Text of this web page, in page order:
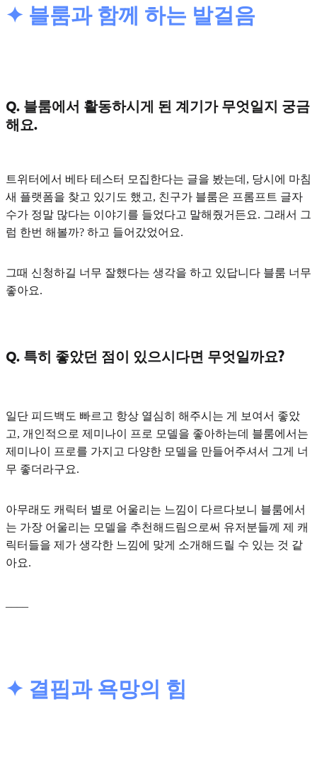
✦ 블룸과 함께 하는 발걸음
Q. 블룸에서 활동하시게 된 계기가 무엇일지 궁금
해요.
트위터에서 베타 테스터 모집한다는 글을 봤는데, 당시에 마침
새 플랫폼을 찾고 있기도 했고, 친구가 블룸은 프롬프트 글자
수가 정말 많다는 이야기를 들었다고 말해줬거든요. 그래서 그
럼 한번 해볼까? 하고 들어갔었어요.
그때 신청하길 너무 잘했다는 생각을 하고 있답니다 블룸 너무
좋아요.
Q. 특히 좋았던 점이 있으시다면 무엇일까요?
일단 피드백도 빠르고 항상 열심히 해주시는 게 보여서 좋았
고, 개인적으로 제미나이 프로 모델을 좋아하는데 블룸에서는
제미나이 프로를 가지고 다양한 모델을 만들어주셔서 그게 너
무 좋더라구요.
아무래도 캐릭터 별로 어울리는 느낌이 다르다보니 블룸에서
는 가장 어울리는 모델을 추천해드림으로써 유저분들께 제 캐
릭터들을 제가 생각한 느낌에 맞게 소개해드릴 수 있는 것 같
아요.
✦ 결핍과 욕망의 힘